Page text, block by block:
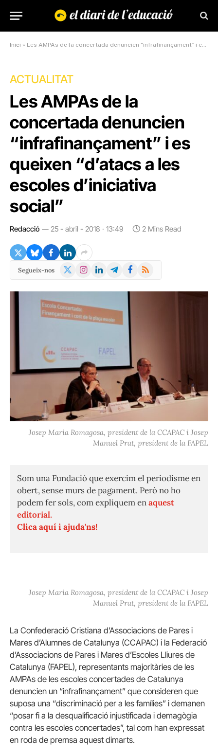
Inici » Les AMPAs de la concertada denuncien “infrafinançament” i es queixen “d’atacs a les escoles d’iniciativa social”
ACTUALITAT
Les AMPAs de la
concertada denuncien
“infrafinançament” i es
queixen “d’atacs a les
escoles d’iniciativa
social”
Redacció 25 - abril - 2018 · 13:49 2 Mins Read
Segueix-nos
X
Instagram
LinkedInTelegramFacebook
RSS
Josep Maria Romagosa, president de la CCAPAC i Josep
Manuel Prat, president de la FAPEL
Som una Fundació que exercim el periodisme en
obert, sense murs de pagament. Però no ho
podem fer sols, com expliquem enaquest
editorial.
Clica aquí i ajuda'ns!
Josep Maria Romagosa, president de la CCAPAC i Josep
Manuel Prat, president de la FAPEL
La Confederació Cristiana d’Associacions de Pares i
Mares d’Alumnes de Catalunya (CCAPAC) i la Federació
d’Associacions de Pares i Mares d’Escoles Lliures de
Catalunya (FAPEL), representants majoritàries de les
AMPAs de les escoles concertades de Catalunya
denuncien un “infrafinançament” que consideren que
suposa una “discriminació per a les famílies” i demanen
“posar fi a la desqualificació injustificada i demagògia
contra les escoles concertades”, tal com han expressat
en roda de premsa aquest dimarts.